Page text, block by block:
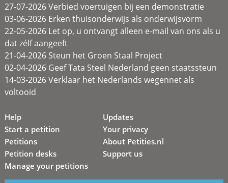
27-07-2026 Verbied voertuigen bij een demonstratie
03-06-2026 Erken thuisonderwijs als onderwijsvorm
22-05-2026 Let op, u ontvangt alleen e-mail van ons als u
dat zélf aangeeft
21-04-2026 Steun het Groen Staal Project
02-04-2026 Geef Tata Steel Nederland geen staatssteun
14-03-2026 Verklaar het Nederlands wegennet als
voltooid
Help
Start a petition
Petitions
Petition desks
Manage your petitions
Updates
Your privacy
About Petities.nl
Support us